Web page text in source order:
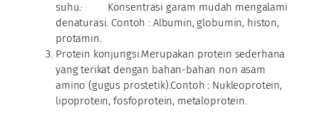
suhu.· Konsentrasi garam mudah mengalami
denaturasi. Contoh : Albumin, globumin, histon,
protamin.
Protein konjungsi.Merupakan protein sederhana
yang terikat dengan bahan-bahan non asam
amino (gugus prostetik).Contoh : Nukleoprotein,
lipoprotein, fosfoprotein, metaloprotein.